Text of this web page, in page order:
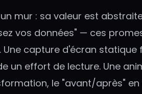
mur : sa valeur est
vos données" — ces
capture d'écran statique
un effort de lecture. Une
le "avant/après" en